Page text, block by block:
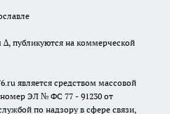
публикуются на коммерческой
является средством массовой
ЭЛ № ФС 77 - 91230 от
по надзору в сфере связи,